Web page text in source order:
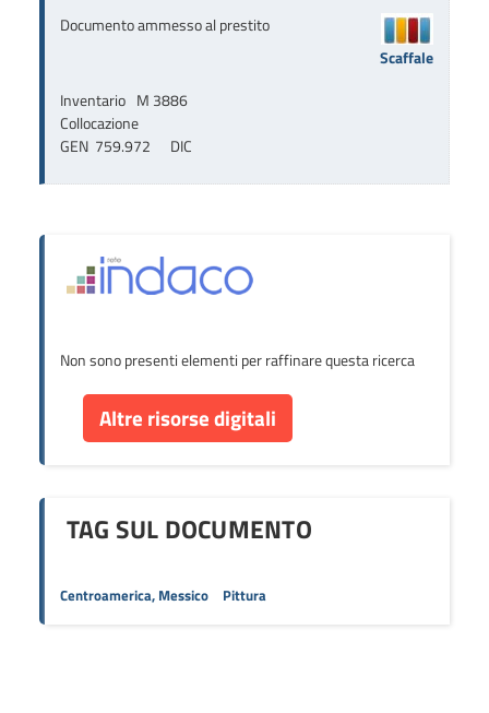
Documento ammesso al prestito
Inventario M 3886
Collocazione
GEN  759.972      DIC
Scaffale
Non sono presenti elementi per raffinare questa ricerca
Altre risorse digitali
TAG SUL DOCUMENTO
Centroamerica, Messico Pittura